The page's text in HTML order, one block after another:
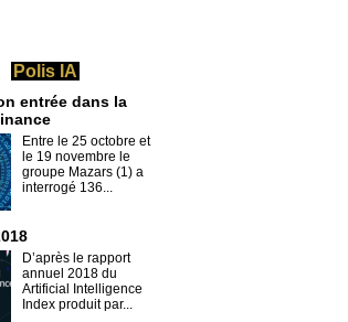
Polis IA
entrée dans la
Entre le 25 octobre et
le 19 novembre le
groupe Mazars (1) a
interrogé 136...
D’après le rapport
annuel 2018 du
Artificial Intelligence
Index produit par...